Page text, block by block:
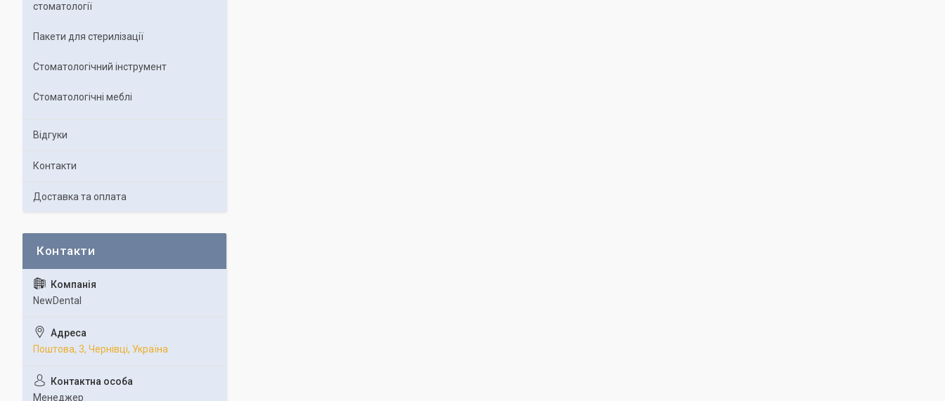
стоматології
Пакети для стерилізації
Стоматологічний інструмент
Стоматологічні меблі
Відгуки
Контакти
Доставка та оплата
NewDental
Поштова, 3, Чернівці, Україна
Менеджер